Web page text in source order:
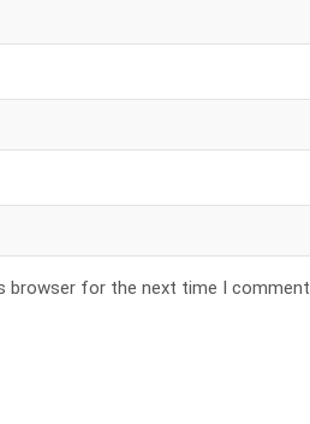
browser for the next time I comment.